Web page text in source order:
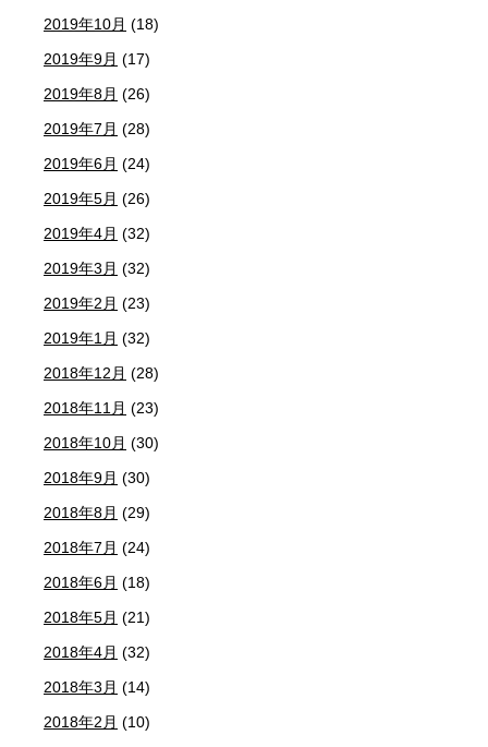
2019年10月 (18)
2019年9月 (17)
2019年8月 (26)
2019年7月 (28)
2019年6月 (24)
2019年5月 (26)
2019年4月 (32)
2019年3月 (32)
2019年2月 (23)
2019年1月 (32)
2018年12月 (28)
2018年11月 (23)
2018年10月 (30)
2018年9月 (30)
2018年8月 (29)
2018年7月 (24)
2018年6月 (18)
2018年5月 (21)
2018年4月 (32)
2018年3月 (14)
2018年2月 (10)